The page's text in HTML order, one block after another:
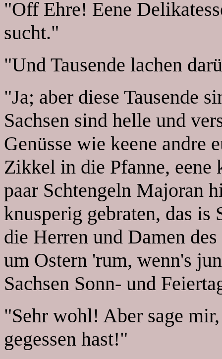
"Off Ehre! Eene
sucht."
"Und Tausende lachen
"Ja; aber diese Tausende
Sachsen sind helle und
Genüsse wie keene andre
Zikkel in die Pfanne, eene
paar Schtengeln Majoran
knusperig gebraten, das is
die Herren und Damen
um Ostern 'rum, wenn's
Sachsen Sonn- und
"Sehr wohl! Aber sage
gegessen hast!"